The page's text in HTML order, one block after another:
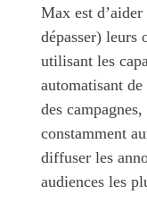
Max est
dépasser) leurs
utilisant les
automatisant
des
constamment
diffuser les
audiences les